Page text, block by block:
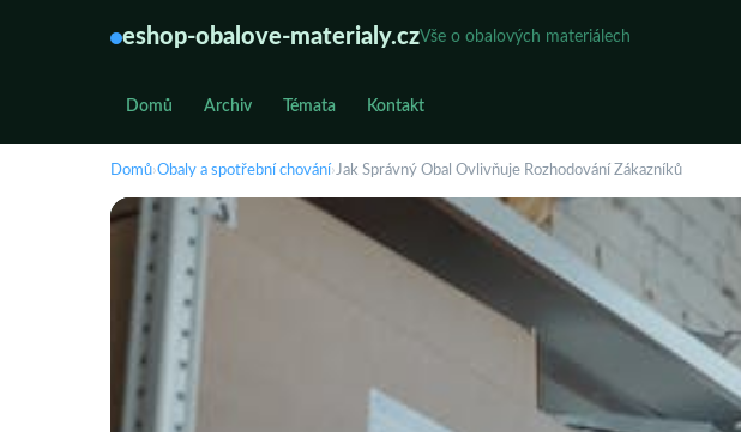
eshop-obalove-materialy.czVše o obalových materiálech
Domů Archiv Témata Kontakt
Domů›Obaly a spotřební chování›Jak Správný Obal Ovlivňuje Rozhodování Zákazníků